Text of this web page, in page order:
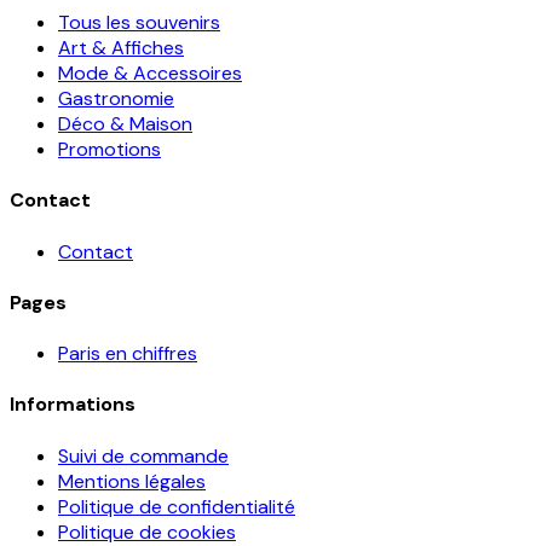
Tous les souvenirs
Art & Affiches
Mode & Accessoires
Gastronomie
Déco & Maison
Promotions
Contact
Contact
Pages
Paris en chiffres
Informations
Suivi de commande
Mentions légales
Politique de confidentialité
Politique de cookies